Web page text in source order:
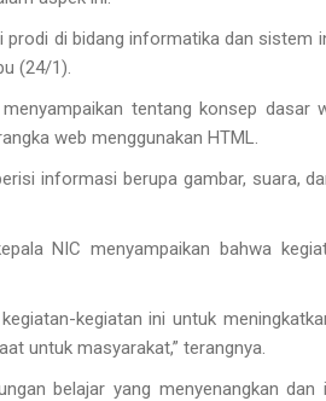
prodi di bidang informatika dan
(24/1).
tentang konsep dasar
web menggunakan HTML.
informasi berupa gambar, suara,
NIC menyampaikan bahwa
kegiatan ini untuk
untuk masyarakat,” terangnya.
belajar yang menyenangkan